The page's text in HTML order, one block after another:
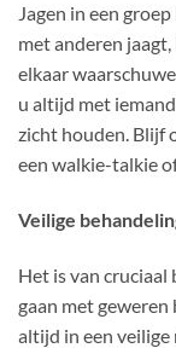
Jagen in een
met anderen
elkaar
u altijd met
zicht houden. Blijf
een walkie-talkie
Veilige
Het is van cruciaal
gaan met
altijd in een